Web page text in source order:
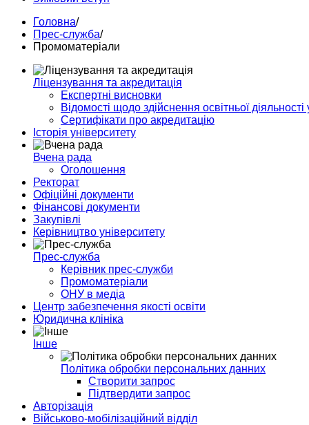
Головна/
Прес-служба/
Промоматерiали
Ліцензування та акредитація
Експертні висновки
Відомості щодо здійснення освітньої
Сертифікати про акредитацію
Історія університету
Вчена рада
Оголошення
Ректорат
Офіційні документи
Фінансові документи
Закупівлі
Керівництво університету
Прес-служба
Керівник прес-служби
Промоматерiали
ОНУ в медіа
Центр забезпечення якості освіти
Юридична клініка
Інше
Політика обробки персональних данних
Створити запрос
Підтвердити запрос
Авторізація
Військово-мобілізаційний відділ